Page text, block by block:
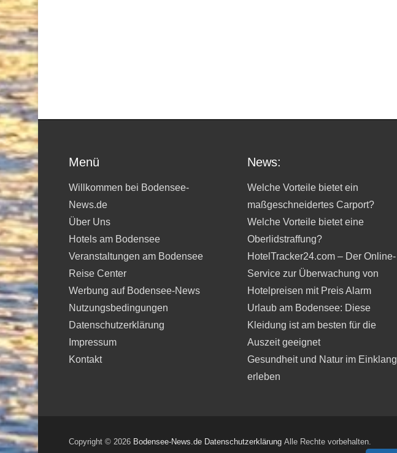
Menü
Willkommen bei Bodensee-
News.de
Über Uns
Hotels am Bodensee
Veranstaltungen am Bodensee
Reise Center
Werbung auf Bodensee-News
Nutzungsbedingungen
Datenschutzerklärung
Impressum
Kontakt
News:
Welche Vorteile bietet ein
maßgeschneidertes Carport?
Welche Vorteile bietet eine
Oberlidstraffung?
HotelTracker24.com – Der Online-
Service zur Überwachung von
Hotelpreisen mit Preis Alarm
Urlaub am Bodensee: Diese
Kleidung ist am besten für die
Auszeit geeignet
Gesundheit und Natur im Einklang
erleben
Copyright © 2026 Bodensee-News.de Datenschutzerklärung Alle Rechte vorbehalten.